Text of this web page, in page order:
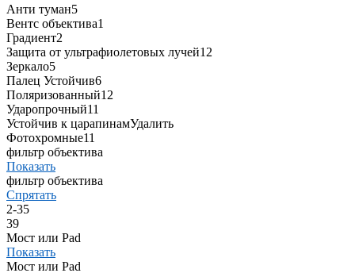
Анти туман5
Вентс объектива1
Градиент2
Защита от ультрафиолетовых лучей12
Зеркало5
Палец Устойчив6
Поляризованный12
Ударопрочный11
Устойчив к царапинамУдалить
Фотохромные11
фильтр объектива
Показать
фильтр объектива
Спрятать
2-35
39
Мост или Pad
Показать
Мост или Pad